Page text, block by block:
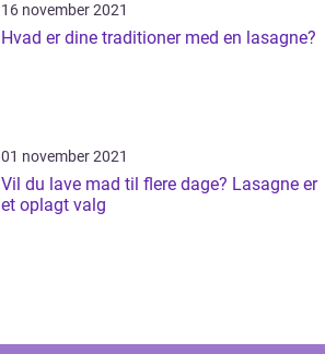
16 november 2021
Hvad er dine traditioner med en lasagne?
01 november 2021
Vil du lave mad til flere dage? Lasagne er
et oplagt valg